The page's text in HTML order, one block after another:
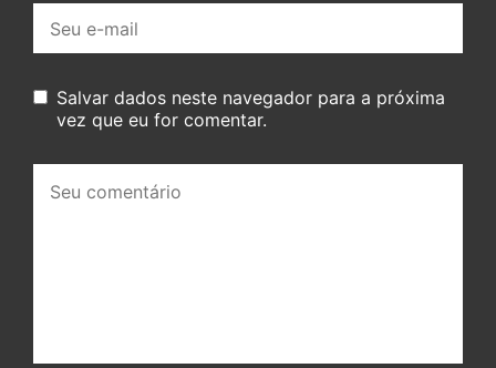
mail:
Salvar dados neste navegador para a próxima
vez que eu for comentar.
comentário: